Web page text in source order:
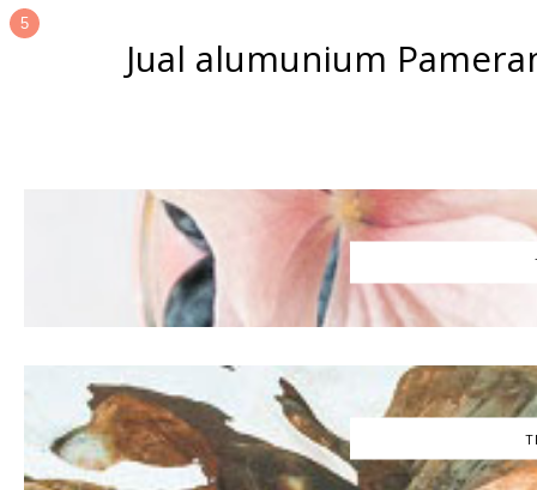
Jual alumunium